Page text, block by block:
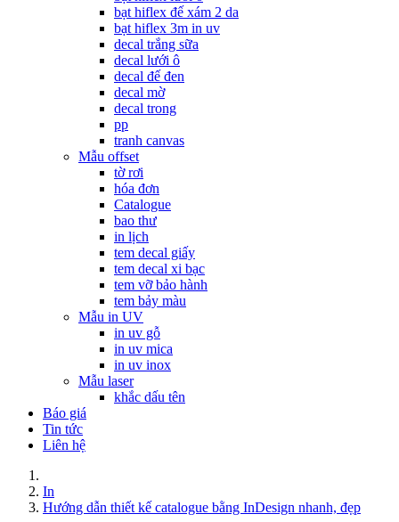
bạt hiflex đế xám 2 da
bạt hiflex 3m in uv
decal trắng sữa
decal lưới ô
decal đế đen
decal mờ
decal trong
pp
tranh canvas
Mẫu offset
tờ rơi
hóa đơn
Catalogue
bao thư
in lịch
tem decal giấy
tem decal xi bạc
tem vỡ bảo hành
tem bảy màu
Mẫu in UV
in uv gỗ
in uv mica
in uv inox
Mẫu laser
khắc dấu tên
Báo giá
Tin tức
Liên hệ
In
Hướng dẫn thiết kế catalogue bằng InDesign nhanh, đẹp